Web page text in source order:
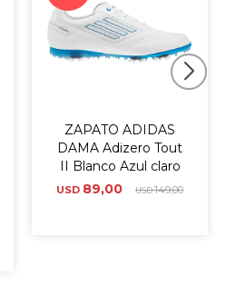
ZAPATO ADIDAS
DAMA Adizero Tout
II Blanco Azul claro
USD 89,00 USD149,00